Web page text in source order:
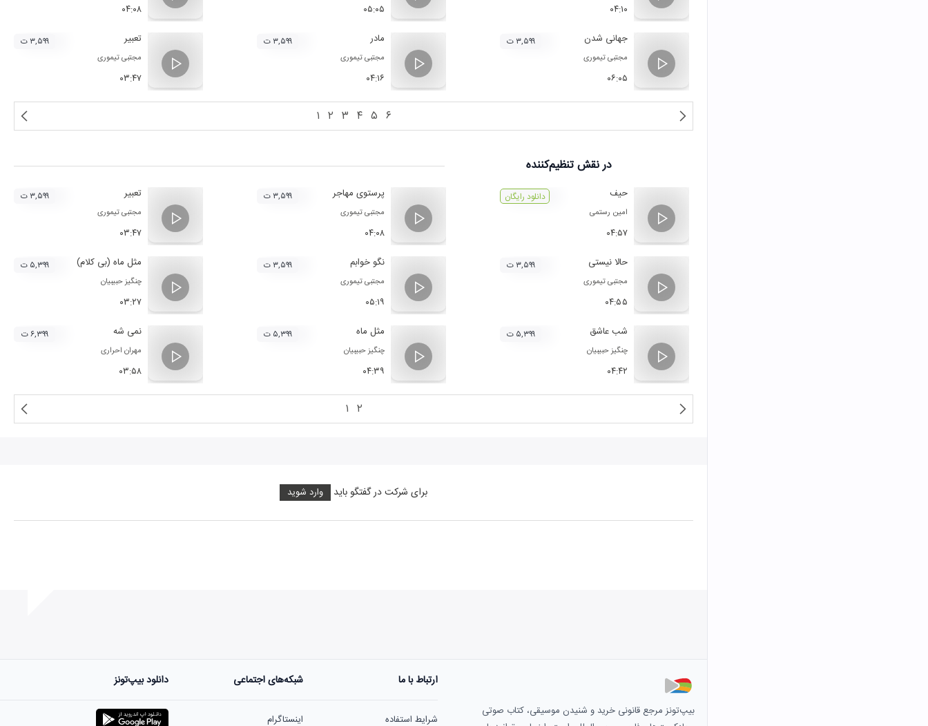
۰۴:۱۰ ۰۵:۰۵ ۰۴:۰۸
جهانی شدن
مجتبی تیموری
۰۶:۰۵
۳,۵۹۹ ت مادر
مجتبی تیموری
۰۴:۱۶
۳,۵۹۹ ت تعبیر
مجتبی تیموری
۰۳:۴۷
۳,۵۹۹ ت
۱ ۲ ۳ ۴ ۵ ۶
در نقشتنظیم‌کننده
حیف
امین رستمی
۰۴:۵۷
دانلود رایگان پرستوی مهاجر
مجتبی تیموری
۰۴:۰۸
۳,۵۹۹ ت تعبیر
مجتبی تیموری
۰۳:۴۷
۳,۵۹۹ ت
حالا نیستی
مجتبی تیموری
۰۴:۵۵
۳,۵۹۹ ت نگو خوابم
مجتبی تیموری
۰۵:۱۹
۳,۵۹۹ ت مثل ماه (بی کلام)
چنگیز حبیبیان
۰۳:۲۷
۵,۳۹۹ ت
شب عاشق
چنگیز حبیبیان
۰۴:۴۲
۵,۳۹۹ ت مثل ماه
چنگیز حبیبیان
۰۴:۳۹
۵,۳۹۹ ت نمی شه
مهران احراری
۰۳:۵۸
۶,۳۹۹ ت
۱ ۲
برای شرکت در گفتگو باید وارد شوید
هنوز نظری به ثبت نرسیده‌است.
بیپ‌تونز مرجع قانونی خرید و شنیدن موسیقی، کتاب صوتی
ارتباط با ما
شرایط استفاده
شبکه‌های اجتماعی
اینستاگرام
دانلود بیپ‌تونز